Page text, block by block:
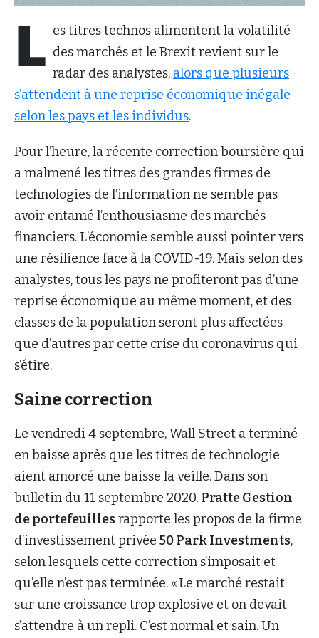
L es titres technos alimentent la volatilité
des marchés et le Brexit revient sur le
radar des analystes, alors que plusieurs
s’attendent à une reprise économique inégale
selon les pays et les individus.
Pour l’heure, la récente correction boursière qui
a malmené les titres des grandes firmes de
technologies de l’information ne semble pas
avoir entamé l’enthousiasme des marchés
financiers. L’économie semble aussi pointer vers
une résilience face à la COVID-19. Mais selon des
analystes, tous les pays ne profiteront pas d’une
reprise économique au même moment, et des
classes de la population seront plus affectées
que d’autres par cette crise du coronavirus qui
s’étire.
Saine correction
Le vendredi 4 septembre, Wall Street a terminé
en baisse après que les titres de technologie
aient amorcé une baisse la veille. Dans son
bulletin du 11 septembre 2020, Pratte Gestion
de portefeuillesrapporte les propos de la firme
d’investissement privée 50 Park Investments,
selon lesquels cette correction s’imposait et
qu’elle n’est pas terminée. « Le marché restait
sur une croissance trop explosive et on devait
s’attendre à un repli. C’est normal et sain. Un